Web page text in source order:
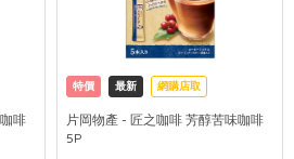
啡
特價 最新 網購店取
片岡物產 - 匠之咖啡 芳醇苦味咖啡
5P